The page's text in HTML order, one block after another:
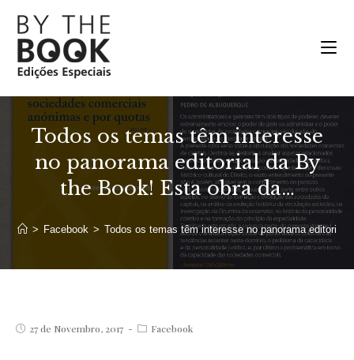
para
conteúdo
Todos os temas têm interesse
no panorama editorial da By
the Book! Esta obra da…
> Facebook > Todos os temas têm interesse no panorama
Post27 de Novembro, 2017
PostFacebook